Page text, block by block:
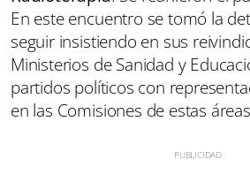
En este encuentro se tomó la
seguir insistiendo en sus
Ministerios de Sanidad y
partidos políticos con
en las Comisiones de estas